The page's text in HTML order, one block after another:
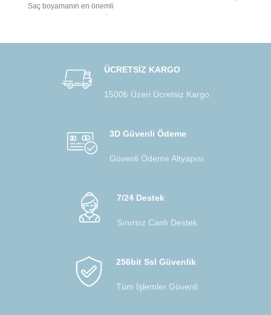
Saç boyamanın en önemli
ÜCRETSİZ KARGO
1500₺ Üzeri Ücretsiz Kargo
3D Güvenli Ödeme
Güvenli Ödeme Altyapısı
7/24 Destek
Sınırsız Canlı Destek
256bit Ssl Güvenlik
Tüm İşlemler Güvenli